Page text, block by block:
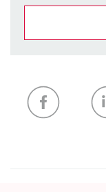
My list